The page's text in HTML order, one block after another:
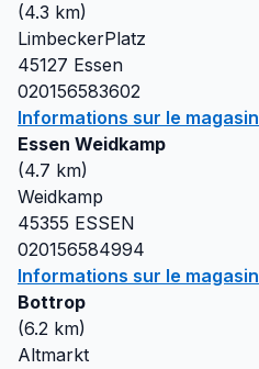
(4.3 km)
LimbeckerPlatz
45127 Essen
020156583602
Informations sur le magasin
Essen Weidkamp
(4.7 km)
Weidkamp
45355 ESSEN
020156584994
Informations sur le magasin
Bottrop
(6.2 km)
Altmarkt